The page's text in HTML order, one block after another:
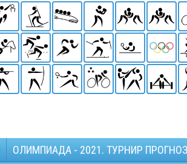
ОЛИМПИАДА - 2021. ТУРНИР